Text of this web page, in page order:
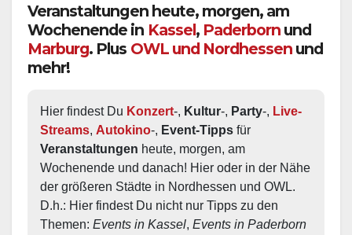
Veranstaltungen heute, morgen, am
Wochenende in Kassel, Paderborn und
Marburg. Plus OWL und Nordhessen und
mehr!
Hier findest Du Konzert-, Kultur-, Party-, Live-
Streams, Autokino-, Event-Tipps
Veranstaltungen heute, morgen, am
Wochenende und danach! Hier oder in der Nähe
der größeren Städte in Nordhessen und OWL.
D.h.: Hier findest Du nicht nur Tipps zu den
Themen: Events in Kassel, Events in Paderborn